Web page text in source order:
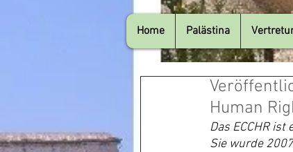
Human
Das ECCHR
Sie wurde
Home Palästina